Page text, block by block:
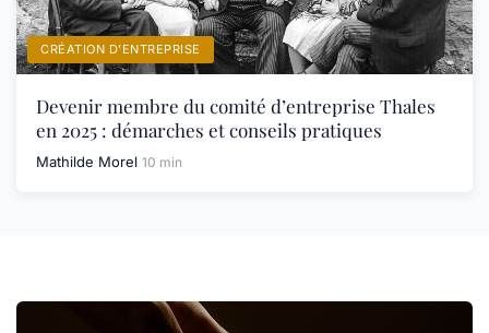
CRÉATION D’ENTREPRISE
Devenir membre du comité d’entreprise Thales
en 2025 : démarches et conseils pratiques
Mathilde Morel 10 min